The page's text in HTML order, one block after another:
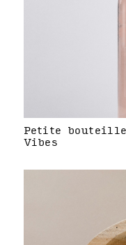
Petite bouteille
Vibes